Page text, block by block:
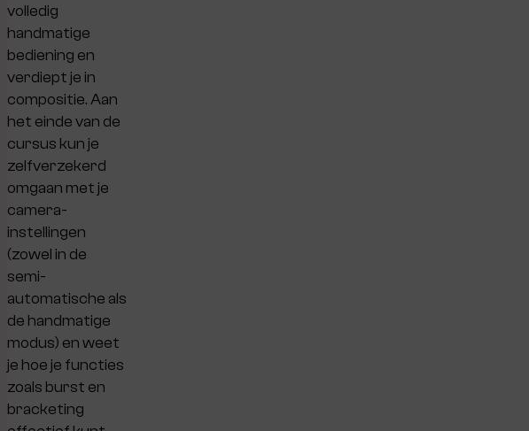
volledig
handmatige
bediening en
verdiept je in
compositie. Aan
het einde van de
cursus kun je
zelfverzekerd
omgaan met je
camera-
instellingen
(zowel in de
semi-
automatische als
de handmatige
modus) en weet
je hoe je functies
zoals burst en
bracketing